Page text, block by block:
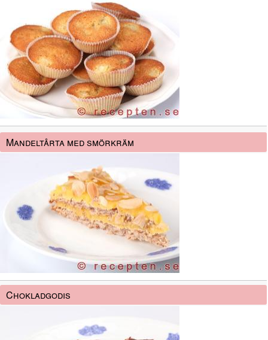
Mandeltårta med smörkräm
Chokladgodis